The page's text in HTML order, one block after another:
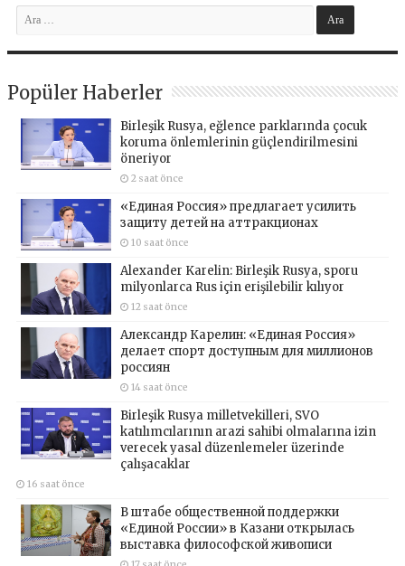
Popüler Haberler
Birleşik Rusya, eğlence parklarında çocuk
koruma önlemlerinin güçlendirilmesini
öneriyor
2 saat önce
«Единая Россия» предлагает усилить
защиту детей на аттракционах
10 saat önce
Alexander Karelin: Birleşik Rusya, sporu
milyonlarca Rus için erişilebilir kılıyor
12 saat önce
Александр Карелин: «Единая Россия»
делает спорт доступным для миллионов
россиян
14 saat önce
Birleşik Rusya milletvekilleri, SVO
katılımcılarının arazi sahibi olmalarına izin
verecek yasal düzenlemeler üzerinde
çalışacaklar
16 saat önce
В штабе общественной поддержки
«Единой России» в Казани открылась
выставка философской живописи